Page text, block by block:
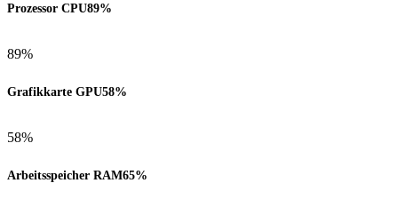
Prozessor CPU89%
89%
Grafikkarte GPU58%
58%
Arbeitsspeicher RAM65%